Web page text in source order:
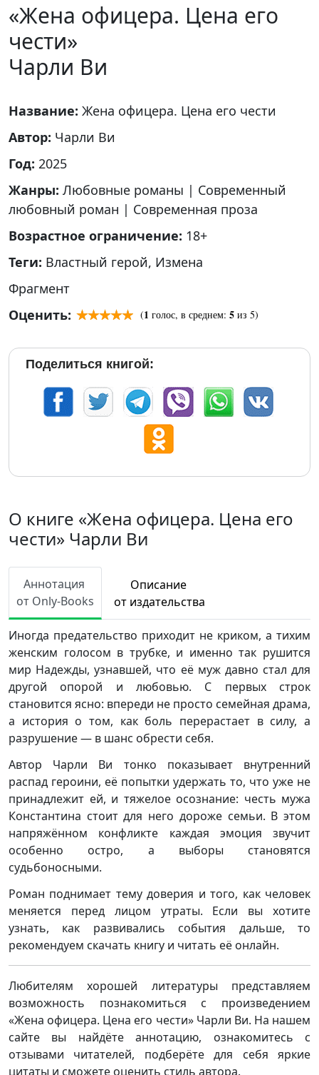
«Жена офицера. Цена его
чести»
Чарли Ви
Название: Жена офицера. Цена его чести
Автор: Чарли Ви
Год: 2025
Жанры: Любовные романы | Современный
любовный роман | Современная проза
Возрастное ограничение: 18+
Теги: Властный герой, Измена
Фрагмент
Оценить:
(1 голос, в среднем: 5 из 5)
Поделиться книгой:
О книге «Жена офицера. Цена его
чести» Чарли Ви
Аннотация
от Only-Books
Описание
от издательства
Иногда предательство приходит не криком, а тихим
женским голосом в трубке, и именно так рушится
мир Надежды, узнавшей, что её муж давно стал для
другой опорой и любовью. С первых строк
становится ясно: впереди не просто семейная драма,
а история о том, как боль перерастает в силу, а
разрушение — в шанс обрести себя.
Автор Чарли Ви тонко показывает внутренний
распад героини, её попытки удержать то, что уже не
принадлежит ей, и тяжелое осознание: честь мужа
Константина стоит для него дороже семьи. В этом
напряжённом конфликте каждая эмоция звучит
особенно остро, а выборы становятся
судьбоносными.
Роман поднимает тему доверия и того, как человек
меняется перед лицом утраты. Если вы хотите
узнать, как развивались события дальше, то
рекомендуем скачать книгу и читать её онлайн.
Любителям хорошей литературы представляем
возможность познакомиться с произведением
«Жена офицера. Цена его чести» Чарли Ви. На нашем
сайте вы найдёте аннотацию, ознакомитесь с
отзывами читателей, подберёте для себя яркие
цитаты и сможете оценить стиль автора.